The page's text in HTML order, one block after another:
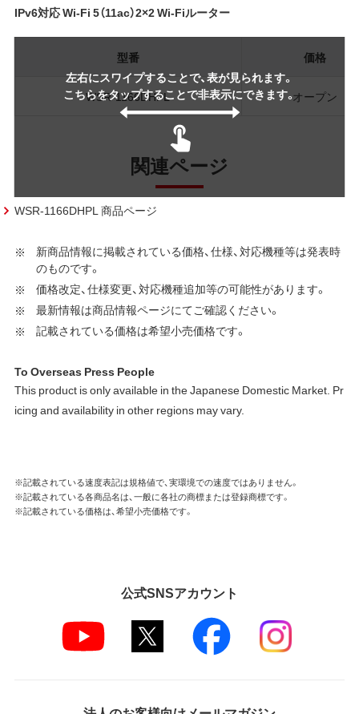
IPv6対応 Wi-Fi 5（11ac）2×2 Wi-Fiルーター
左右にスワイプすることで、表が見られます。
こちらをタップすることで非表示にできます。
型番 価格
WSR-1166DHPL オープン
関連ページ
WSR-1166DHPL 商品ページ
新商品情報に掲載されている価格、仕様、対応機種等は発表時
のものです。
価格改定、仕様変更、対応機種追加等の可能性があります。
最新情報は商品情報ページにてご確認ください。
記載されている価格は希望小売価格です。
To Overseas Press People
This product is only available in the Japanese Domestic Market. Pr
icing and availability in other regions may vary.
※記載されている速度表記は規格値で、実環境での速度ではありません。
※記載されている各商品名は、一般に各社の商標または登録商標です。
※記載されている価格は、希望小売価格です。
公式SNSアカウント